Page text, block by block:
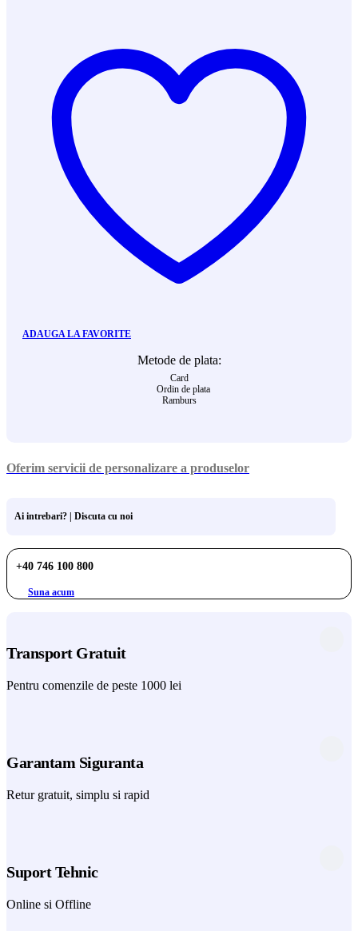
ADAUGA LA FAVORITE
Metode de plata:
Card
Ordin de plata
Ramburs
Oferim servicii de personalizare a produselor
Ai intrebari? | Discuta cu noi
+40 746 100 800
Suna acum
Transport Gratuit
Pentru comenzile de peste 1000 lei
Garantam Siguranta
Retur gratuit, simplu si rapid
Suport Tehnic
Online si Offline